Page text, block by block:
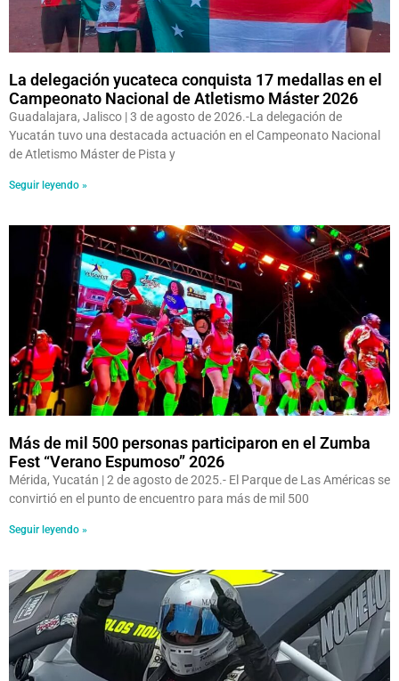
La delegación yucateca conquista 17 medallas en el
Campeonato Nacional de Atletismo Máster 2026
Guadalajara, Jalisco | 3 de agosto de 2026.-La delegación de
Yucatán tuvo una destacada actuación en el Campeonato Nacional
de Atletismo Máster de Pista y
Seguir leyendo »
Más de mil 500 personas participaron en el Zumba
Fest “Verano Espumoso” 2026
Mérida, Yucatán | 2 de agosto de 2025.- El Parque de Las Américas se
convirtió en el punto de encuentro para más de mil 500
Seguir leyendo »